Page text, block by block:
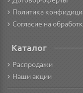
Политика
Согласие на
Каталог
Распродажи
Наши акции